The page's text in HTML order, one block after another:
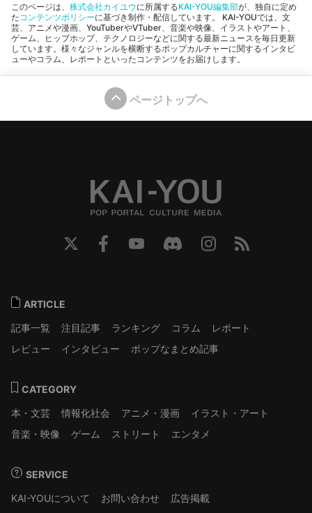
このページは、 株式会社カイユウに所属するKAI-YOU編集部が、独自に定め
た コンテンツポリシーに基づき制作・配信しています。 KAI-YOUでは、文
芸、アニメや漫画、YouTuberやVTuber、音楽や映像、イラストやアート、
ゲーム、ヒップホップ、テクノロジーなどに関する最新ニュースを毎日更新
しています。様々なジャンルを横断するポップカルチャーに関するインタビ
ューやコラム、レポートといったコンテンツをお届けします。
ページトップへ
ARTICLE
記事一覧
注目記事 ランキング コラム
レポート
レビュー
インタビュー ポップなまとめ記事
CATEGORY
本・文芸
情報化社会 アニメ・漫画
イラスト・アート
音楽・映像
ゲーム ストリート エンタメ
SERVICE
KAI-YOUについて
お問い合わせ
広告掲載